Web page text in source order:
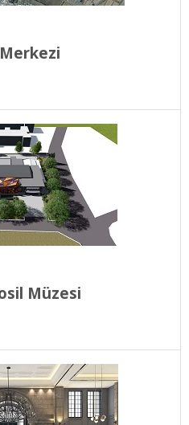
Müzesi